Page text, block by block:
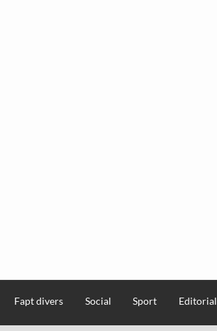
Fapt divers Social Sport Editorial